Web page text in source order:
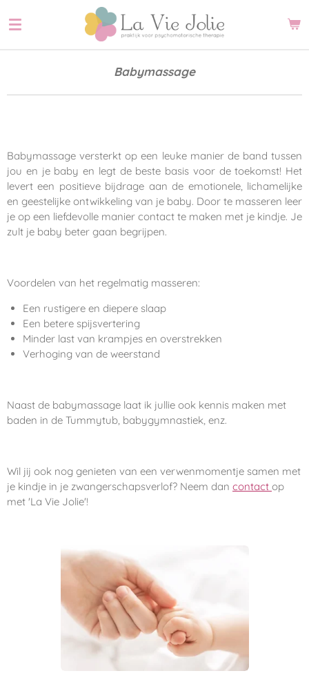
direct
Babymassage
Babymassage versterkt op een leuke manier de band tussen
jou en je baby en legt de beste basis voor de toekomst! Het
levert een positieve bijdrage aan de emotionele, lichamelijke
en geestelijke ontwikkeling van je baby. Door te masseren leer
je op een liefdevolle manier contact te maken met je kindje. Je
zult je baby beter gaan begrijpen.
Voordelen van het regelmatig masseren:
Een rustigere en diepere slaap
Een betere spijsvertering
Minder last van krampjes en overstrekken
Verhoging van de weerstand
Naast de babymassage laat ik jullie ook kennis maken met
baden in de Tummytub, babygymnastiek, enz.
Wil jij ook nog genieten van een verwenmomentje samen met
je kindje in je zwangerschapsverlof? Neem dan contact op
met 'La Vie Jolie'!